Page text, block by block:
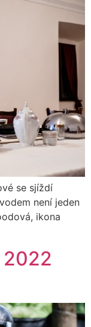
se sjíždí
není jeden
ikona